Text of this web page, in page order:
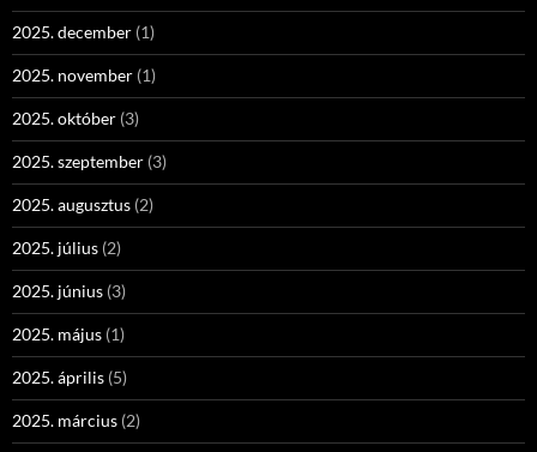
2025. december (1)
2025. november (1)
2025. október (3)
2025. szeptember (3)
2025. augusztus (2)
2025. július (2)
2025. június (3)
2025. május (1)
2025. április (5)
2025. március (2)